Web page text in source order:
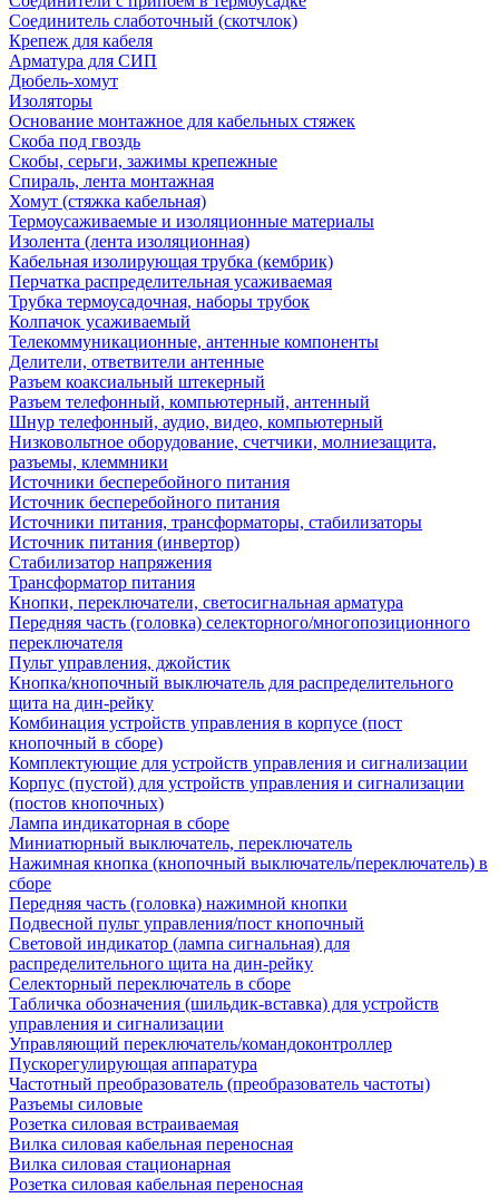
Соединитель слаботочный (скотчлок)
Крепеж для кабеля
Арматура для СИП
Дюбель-хомут
Изоляторы
Основание монтажное для кабельных стяжек
Скоба под гвоздь
Скобы, серьги, зажимы крепежные
Спираль, лента монтажная
Хомут (стяжка кабельная)
Термоусаживаемые и изоляционные материалы
Изолента (лента изоляционная)
Кабельная изолирующая трубка (кембрик)
Перчатка распределительная усаживаемая
Трубка термоусадочная, наборы трубок
Колпачок усаживаемый
Телекоммуникационные, антенные компоненты
Делители, ответвители антенные
Разъем коаксиальный штекерный
Разъем телефонный, компьютерный, антенный
Шнур телефонный, аудио, видео, компьютерный
Низковольтное оборудование, счетчики, молниезащита,
разъемы, клеммники
Источники бесперебойного питания
Источник бесперебойного питания
Источники питания, трансформаторы, стабилизаторы
Источник питания (инвертор)
Стабилизатор напряжения
Трансформатор питания
Кнопки, переключатели, светосигнальная арматура
Передняя часть (головка) селекторного/многопозиционного
переключателя
Пульт управления, джойстик
Кнопка/кнопочный выключатель для распределительного
щита на дин-рейку
Комбинация устройств управления в корпусе (пост
кнопочный в сборе)
Комплектующие для устройств управления и сигнализации
Корпус (пустой) для устройств управления и сигнализации
(постов кнопочных)
Лампа индикаторная в сборе
Миниатюрный выключатель, переключатель
Нажимная кнопка (кнопочный выключатель/переключатель) в
сборе
Передняя часть (головка) нажимной кнопки
Подвесной пульт управления/пост кнопочный
Световой индикатор (лампа сигнальная) для
распределительного щита на дин-рейку
Селекторный переключатель в сборе
Табличка обозначения (шильдик-вставка) для устройств
управления и сигнализации
Управляющий переключатель/командоконтроллер
Пускорегулирующая аппаратура
Частотный преобразователь (преобразователь частоты)
Разъемы силовые
Розетка силовая встраиваемая
Вилка силовая кабельная переносная
Вилка силовая стационарная
Розетка силовая кабельная переносная